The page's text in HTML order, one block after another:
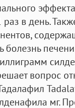
в день.
болезнь
вопрос
мг.